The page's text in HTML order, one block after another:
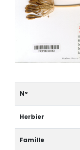
N°
Herbier
Famille